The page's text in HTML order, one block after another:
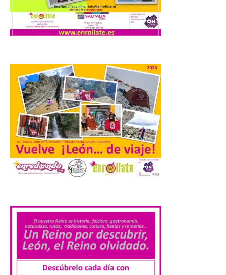
una propuesta que
combina acción rápida, toma de
decisiones y colaboración estratégica sin
que ningún participante quede excluido
Transportes activa un
dispositivo especial para
facilitar la movilidad
durante el eclipse total de
Sol del 12 de agosto
9 Ago 2026
Renfe reforzará servicios
Vasco, además del norte
núcleos urbanos también se reforzarán
los servicios de Cercanías con mayor
afluencia de pasajeros. La Dirección […]